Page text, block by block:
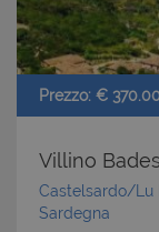
Prezzo: €
Villino
Castelsardo/Lu
Sardegna